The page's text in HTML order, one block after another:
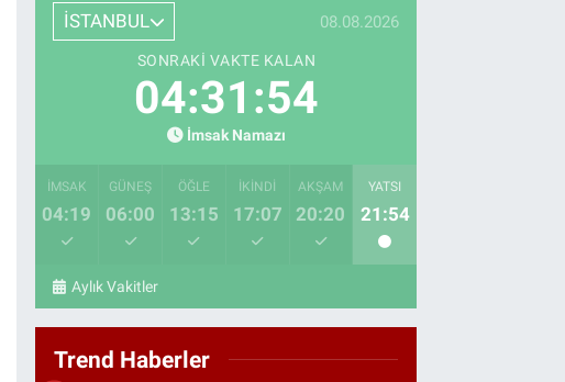
İSTANBUL 08.08.2026
SONRAKI VAKTE KALAN
04:31:53
İmsak Namazı
İMSAK
04:19
GÜNEŞ
06:00
ÖĞLE
13:15
İKINDI
17:07
AKŞAM
20:20
YATSI
21:54
Aylık Vakitler
Trend Haberler